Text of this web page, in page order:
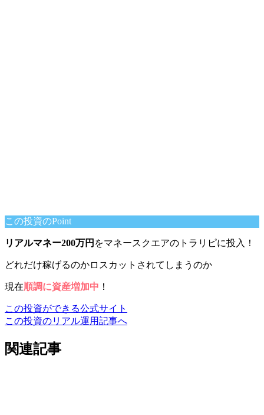
この投資のPoint
リアルマネー200万円 をマネースクエアのトラリピに投入！
どれだけ稼げるのかロスカットされてしまうのか
現在順調に資産増加中 ！
この投資ができる公式サイト
この投資のリアル運用記事へ
関連記事